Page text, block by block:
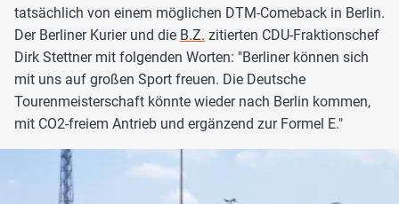
tatsächlich von einem möglichen DTM-Comeback in Berlin.
Der Berliner Kurier und die B.Z. zitierten CDU-Fraktionschef
Dirk Stettner mit folgenden Worten: "Berliner können sich
mit uns auf großen Sport freuen. Die Deutsche
Tourenmeisterschaft könnte wieder nach Berlin kommen,
mit CO2-freiem Antrieb und ergänzend zur Formel E."